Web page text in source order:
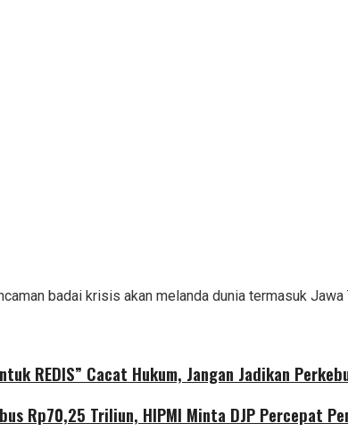
badai krisis akan melanda dunia termasuk
REDIS” Cacat Hukum, Jangan Jadikan
Rp70,25 Triliun, HIPMI Minta DJP Percepat